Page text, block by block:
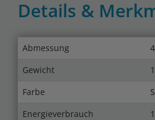
Details &
Abmessung
Gewicht
Farbe
Energieverbrauch